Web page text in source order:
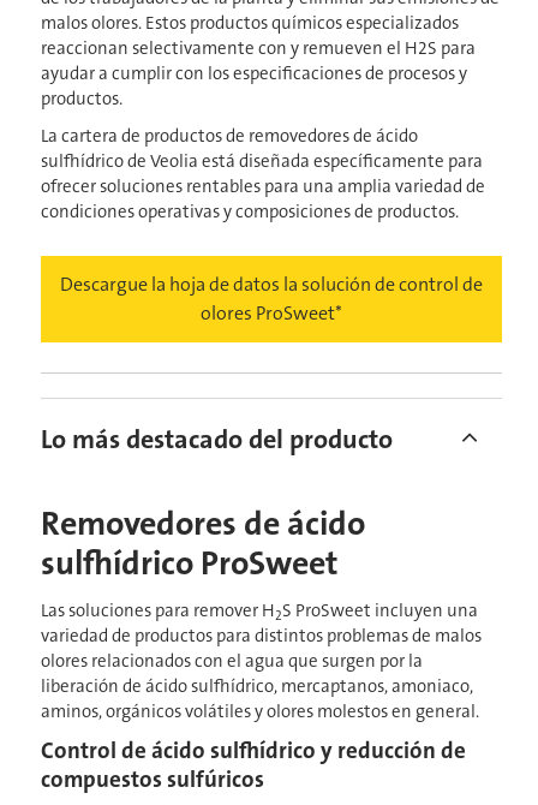
malos olores. Estos productos químicos especializados
reaccionan selectivamente con y remueven el H2S para
ayudar a cumplir con los especificaciones de procesos y
productos.
La cartera de productos de removedores de ácido
sulfhídrico de Veolia​​​​​​​ está diseñada específicamente para
ofrecer soluciones rentables para una amplia variedad de
condiciones operativas y composiciones de productos.
Descargue la hoja de datos la solución de control de
olores ProSweet*
Lo más destacado del producto
Removedores de ácido
sulfhídrico ProSweet
Las soluciones para remover H2S ProSweet incluyen una
variedad de productos para distintos problemas de malos
olores relacionados con el agua que surgen por la
liberación de ácido sulfhídrico, mercaptanos, amoniaco,
aminos, orgánicos volátiles y olores molestos en general.
Control de ácido sulfhídrico y reducción de
compuestos sulfúricos